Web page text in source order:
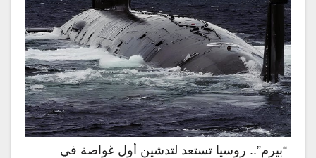
“بيرم”.. روسيا تستعد لتدشين أول غواصة في